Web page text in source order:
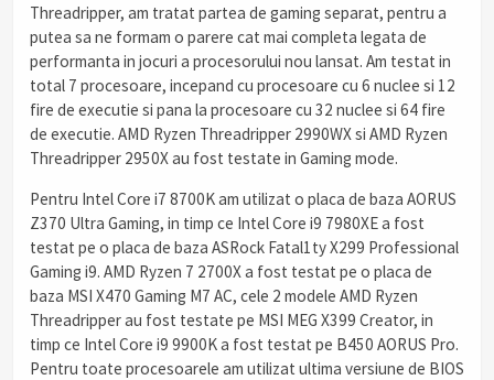
Threadripper, am tratat partea de gaming separat, pentru a
putea sa ne formam o parere cat mai completa legata de
performanta in jocuri a procesorului nou lansat. Am testat in
total 7 procesoare, incepand cu procesoare cu 6 nuclee si 12
fire de executie si pana la procesoare cu 32 nuclee si 64 fire
de executie. AMD Ryzen Threadripper 2990WX si AMD Ryzen
Threadripper 2950X au fost testate in Gaming mode.
Pentru Intel Core i7 8700K am utilizat o placa de baza AORUS
Z370 Ultra Gaming, in timp ce Intel Core i9 7980XE a fost
testat pe o placa de baza ASRock Fatal1ty X299 Professional
Gaming i9. AMD Ryzen 7 2700X a fost testat pe o placa de
baza MSI X470 Gaming M7 AC, cele 2 modele AMD Ryzen
Threadripper au fost testate pe MSI MEG X399 Creator, in
timp ce Intel Core i9 9900K a fost testat pe B450 AORUS Pro.
Pentru toate procesoarele am utilizat ultima versiune de BIOS